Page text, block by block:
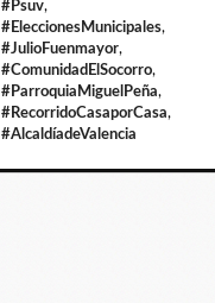
#Psuv,
#EleccionesMunicipales,
#JulioFuenmayor,
#ComunidadElSocorro,
#ParroquiaMiguelPeña,
#RecorridoCasaporCasa,
#AlcaldíadeValencia